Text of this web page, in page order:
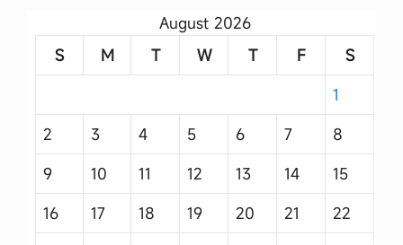
August 2026
S
M T W T F
S
1
2
3 4 5 6 7
8
9
10 11 12 13 14
15
16
17 18 19 20 21
22